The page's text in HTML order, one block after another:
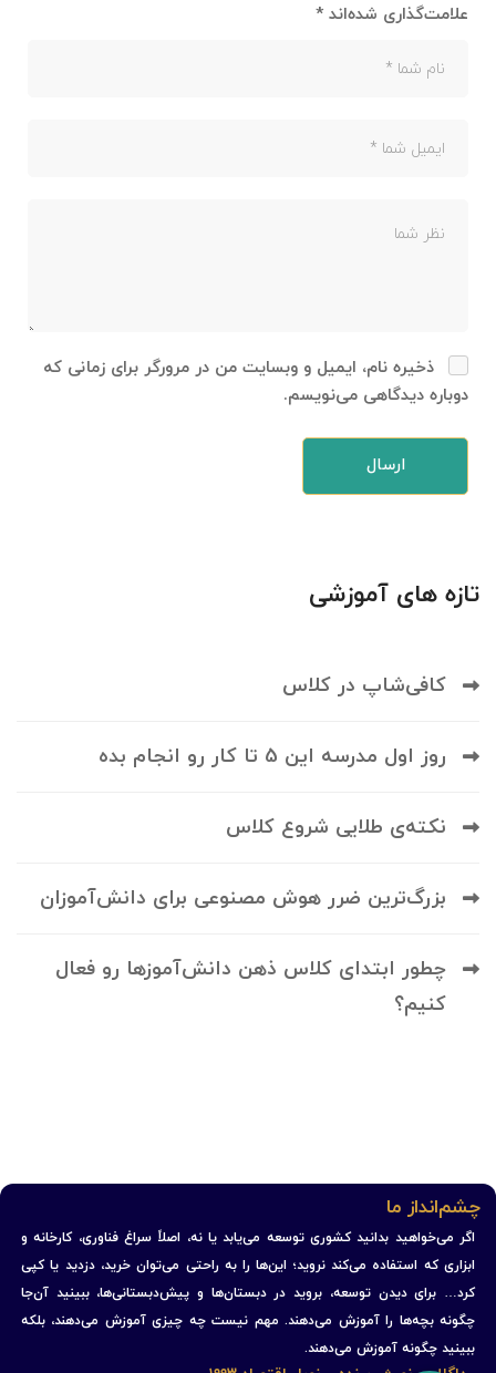
علامت‌گذاری شده‌اند *
ذخیره نام، ایمیل و وبسایت من در مرورگر برای زمانی که
دوباره دیدگاهی می‌نویسم.
تازه های آموزشی
کافی‌شاپ در کلاس
روز اول مدرسه این 5 تا کار رو انجام بده
نکته‌ی طلایی شروع کلاس
بزرگ‌ترین ضرر هوش مصنوعی برای دانش‌آموزان
چطور ابتدای کلاس ذهن دانش‌آموزها رو فعال
کنیم؟
چشم‌انداز ما
اگر می‌خواهید بدانید کشوری توسعه می‌یابد یا نه، اصلاً سراغ فناوری، کارخانه و
ابزاری که استفاده می‌کند نروید؛ این‌ها را به راحتی می‌توان خرید، دزدید یا کپی
کرد… برای دیدن توسعه، بروید در دبستان‌ها و پیش‌دبستانی‌ها، ببینید آن‌جا
چگونه بچه‌ها را آموزش می‌دهند. مهم نیست چه چیزی آموزش می‌دهند، بلکه
ببینید چگونه آموزش می‌دهند.